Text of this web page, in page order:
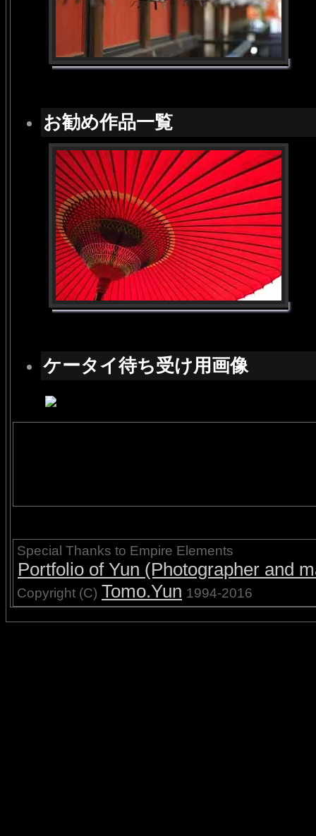
お勧め作品一覧
ケータイ待ち受け用画像
Special Thanks to Empire Elements
Portfolio of Yun (Photographer and
Copyright (C) Tomo.Yun 1994-2016